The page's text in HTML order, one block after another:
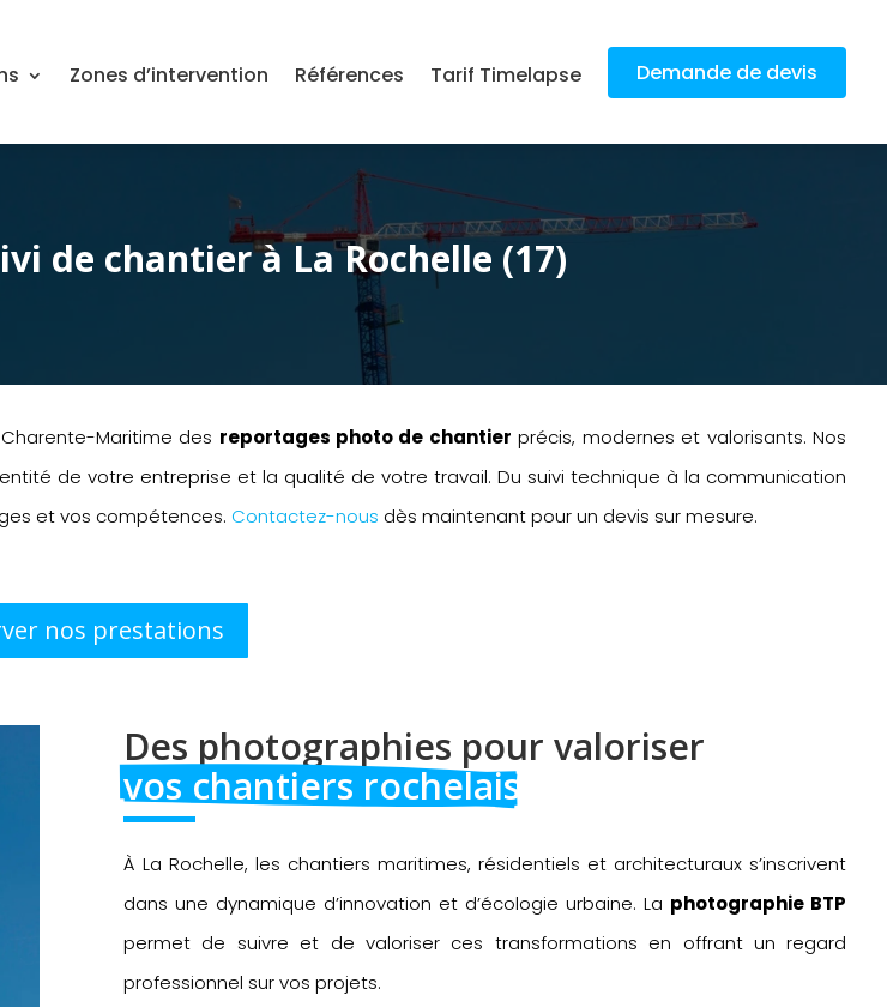
Zones d’intervention Références Tarif Timelapse Demande de devis
de chantier à La Rochelle (17)
Maritime des reportages photo de chantier précis, modernes et valorisants. Nos
de votre entreprise et la qualité de votre travail. Du suivi technique à la communication
et vos compétences. Contactez-nous dès maintenant pour un devis sur mesure.
nos prestations
Des photographies pour valoriser
vos chantiers rochelais
À La Rochelle, les chantiers maritimes, résidentiels et architecturaux s’inscrivent
dans une dynamique d’innovation et d’écologie urbaine. La photographie BTP
permet de suivre et de valoriser ces transformations en offrant un regard
professionnel sur vos projets.